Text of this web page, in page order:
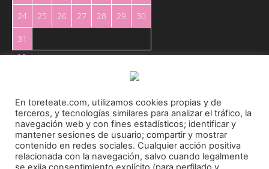
24
25 26 27 28 29
30
31
« May
Toreteate Ⓒ 2023. Todos los derechos reservados
Diseñado porWelow Marketing
En toreteate.com, utilizamos cookies propias y de
terceros, y tecnologías similares para analizar el tráfico, la
navegación web y con fines estadísticos; identificar y
mantener sesiones de usuario; compartir y mostrar
contenido en redes sociales. Cualquier acción positiva
relacionada con la navegación, salvo cuando legalmente